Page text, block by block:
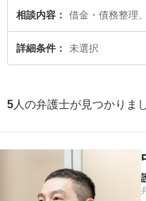
されています。『鳥取県で土日や
に弁護士に相談したい』『闇金被
を検索したい』『初回相談無料で
相談内容 借金・債務整理
詳細条件 未選択
5 人の弁護士が見つかりま